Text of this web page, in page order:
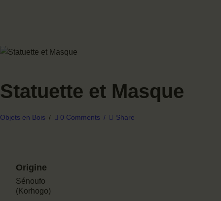
BOUTIQUE
FAQS
Statuette et Masque
Objets en Bois 0 Comments Share
Origine
Sénoufo
(Korhogo)